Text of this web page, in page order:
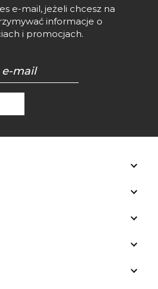
e-mail, jeżeli chcesz na
informacje o
i promocjach.